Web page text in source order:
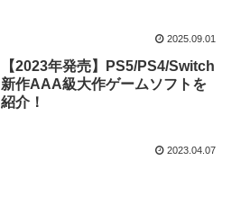
2025.09.01
【2023年発売】PS5/PS4/Switch
新作AAA級大作ゲームソフトを
紹介！
2023.04.07